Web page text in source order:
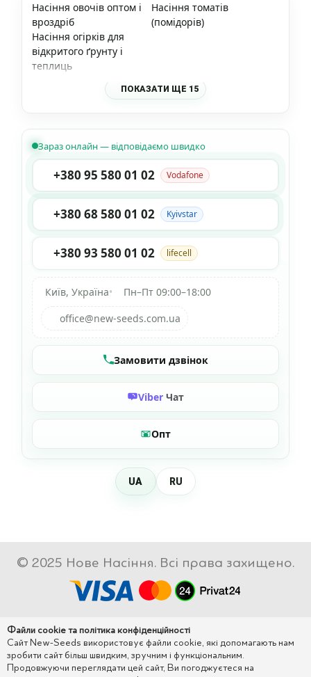
Насіння овочів оптом і
вроздріб
Насіння томатів
(помідорів)
Насіння огірків для
відкритого ґрунту і
теплиць
ПОКАЗАТИ ЩЕ 15
Зараз онлайн — відповідаємо швидко
+380 95 580 01 02 Vodafone
+380 68 580 01 02 Kyivstar
+380 93 580 01 02 lifecell
Київ, Україна•
Пн–Пт 09:00–18:00
office@new-seeds.com.ua
Замовити дзвінок
Viber Чат
Опт
UA RU
© 2025 Нове Насіння. Всі права захищено.
Файли cookie та політика конфіденційності
Сайт New-Seeds використовує файли cookie, які допомагають нам
зробити сайт більш швидким, зручним і функціональним.
Продовжуючи переглядати цей сайт, Ви погоджуєтеся на